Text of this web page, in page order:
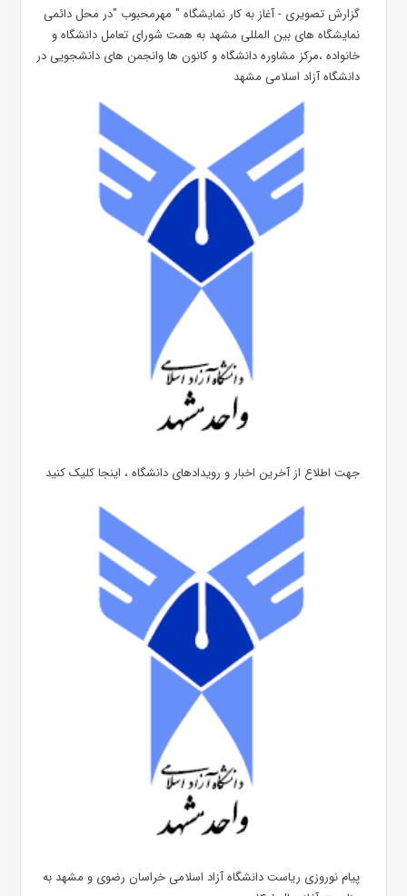
گزارش تصویری - آغاز به کار نمایشگاه " مهرمحبوب "در محل دائمی
نمایشگاه های بین المللی مشهد به همت شورای تعامل دانشگاه و
خانواده ،مرکز مشاوره دانشگاه و کانون ها وانجمن های دانشجویی در
دانشگاه آزاد اسلامی مشهد
جهت اطلاع از آخرین اخبار و رویدادهای دانشگاه ، اینجا کلیک کنید
پیام نوروزی ریاست دانشگاه آزاد اسلامی خراسان رضوی و مشهد به